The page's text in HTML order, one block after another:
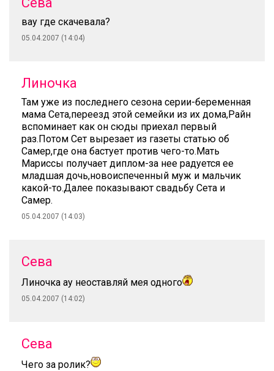
вау где скачевала?
05.04.2007 (14:04)
Линочка
Там уже из последнего сезона серии-беременная
мама Сета,переезд этой семейки из их дома,Райн
вспоминает как он сюды приехал первый
раз.Потом Сет вырезает из газеты статью об
Самер,где она бастует против чего-то.Мать
Мариссы получает диплом-за нее радуется ее
младшая дочь,новоиспеченный муж и мальчик
какой-то.Далее показывают свадьбу Сета и
Самер.
05.04.2007 (14:03)
Сева
Линочка ау неоставляй мея одного
05.04.2007 (14:02)
Сева
Чего за ролик?